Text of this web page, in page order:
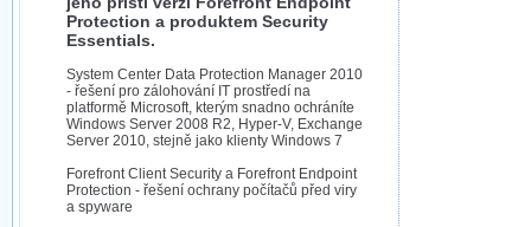
záznamů.
Velmi staré záznamy máme historicky uložené
ve formátu, který není vhodný pro stahování,
proto je ke stažení nenabízíme.
Protection a produktem Security
Essentials.
System Center Data Protection Manager 2010
- řešení pro zálohování IT prostředí na
platformě Microsoft, kterým snadno ochráníte
Windows Server 2008 R2, Hyper-V, Exchange
Server 2010, stejně jako klienty Windows 7
Forefront Client Security a Forefront Endpoint
Protection - řešení ochrany počítačů před viry
a spyware